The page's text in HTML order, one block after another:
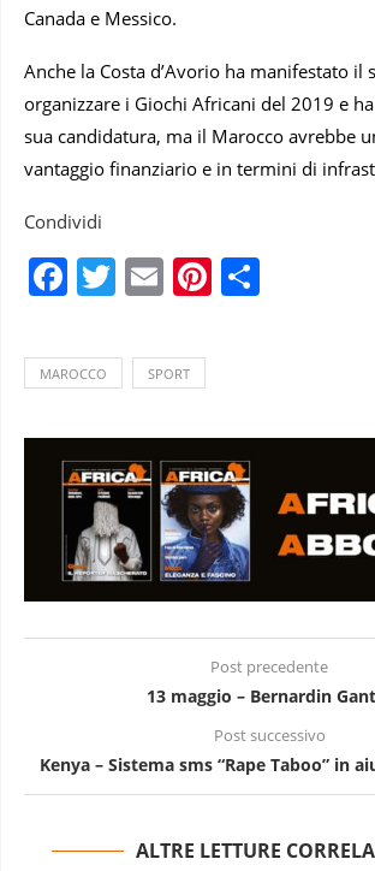
Canada e Messico.
Anche la Costa d’Avorio ha manifestato il
organizzare i Giochi Africani del 2019 e
sua candidatura, ma il Marocco avrebbe
vantaggio finanziario e in termini di
Condividi
Facebook
Twitter
EmailPinterest
MAROCCO SPORT
Post precedente
13 maggio – Bernardin
Post successivo
Kenya – Sistema sms “Rape Taboo” in
ALTRE LETTURE